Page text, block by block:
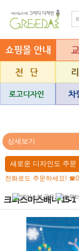
상세보기
새로운 디자인도 주문
전화로도 주문하세요!
크리스마스배너 15-1